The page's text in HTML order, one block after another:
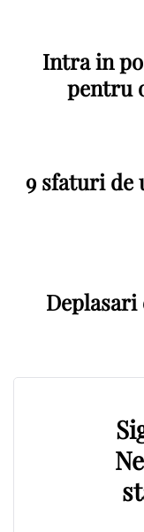
Intra in
pentru
9 sfaturi de